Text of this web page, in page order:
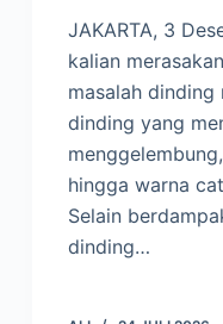
JAKARTA, 3
kalian
masalah dinding
dinding yang
hingga warna
Selain
dinding…